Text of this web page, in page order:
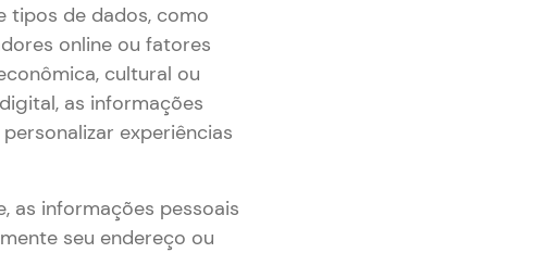
tipos de dados, como
online ou fatores
cultural ou
as informações
experiências
as informações pessoais
seu endereço ou